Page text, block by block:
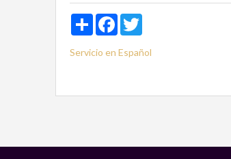
ShareFacebookTwitter
Servicio en Español